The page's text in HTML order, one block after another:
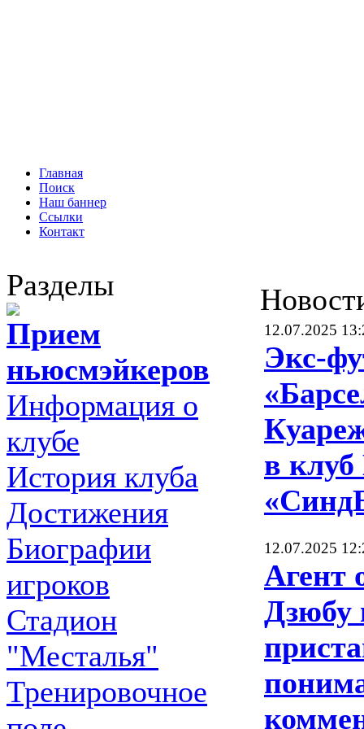
Главная
Поиск
Наш баннер
Ссылки
Контакт
Разделы
Прием
ньюсмэйкеров
Информация о
клубе
История клуба
Достижения
Биографии
игроков
Стадион
"Месталья"
Тренировочное
12.07.2025
Экс-
в
12.07.2025
Агент
Дзюбу